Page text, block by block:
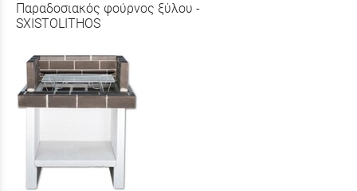
Παραδοσιακός φούρνος ξύλου -
SXISTOLITHOS